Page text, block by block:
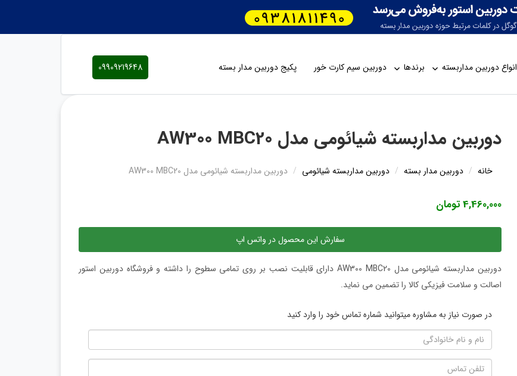
انواع دوربین مداربسته برندها دوربین سیم کارت خور پکیج دوربین مدار بسته 09909219648
دوربین مداربسته شیائومی مدل AW300 MBC20
خانه دوربین مدار بسته دوربین مداربسته شیائومی دوربین مداربسته شیائومی مدل AW300 MBC20
4,460,000 تومان
سفارش این محصول در واتس اپ
دوربین مداربسته شیائومی مدل AW300 MBC20 دارای قابلیت نصب بر روی تمامی سطوح را داشته و فروشگاه دوربین استور
اصالت و سلامت فیزیکی کالا را تضمین می نماید.
در صورت نیاز به مشاوره میتوانید شماره تماس خود را وارد کنید